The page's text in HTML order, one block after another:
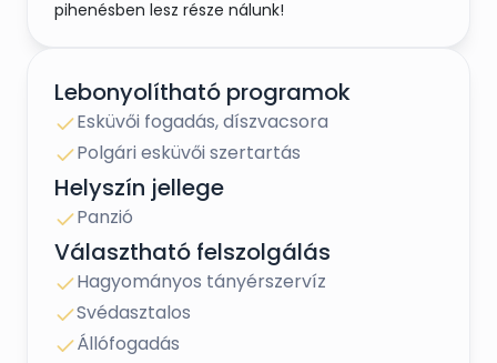
pihenésben lesz része nálunk!
Lebonyolítható programok
Esküvői fogadás, díszvacsora
Polgári esküvői szertartás
Helyszín jellege
Panzió
Választható felszolgálás
Hagyományos tányérszervíz
Svédasztalos
Állófogadás